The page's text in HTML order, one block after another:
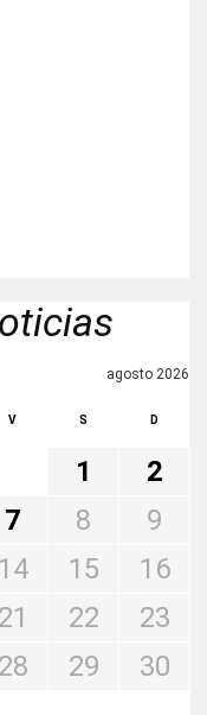
agosto 2026
V S D
1
2
7 8
9
14 15
16
21 22
23
28 29
30